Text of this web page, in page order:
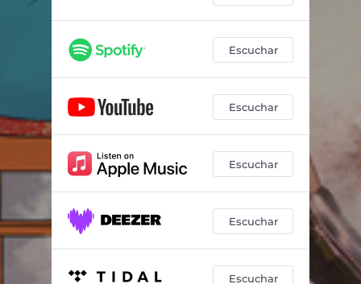
Ya Sé 04:24
Solo para Ti 03:35
Lo Que Tienes 05:31
La Llorona 06:58
Así de Valiente 01:50
Juega 03:28
Escuchar
Escuchar
Escuchar
Escuchar
Escuchar